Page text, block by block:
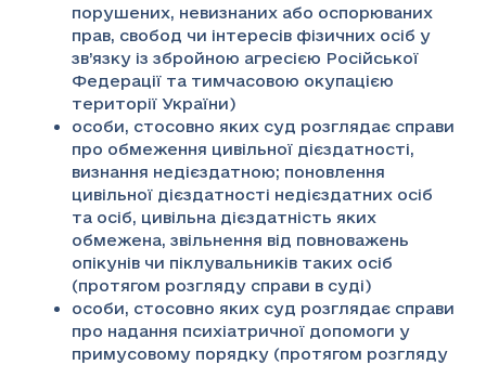
порушених, невизнаних або оспорюваних
прав, свобод чи інтересів фізичних осіб у
зв’язку із збройною агресією Російської
Федерації та тимчасовою окупацією
території України)
особи, стосовно яких суд розглядає справи
про обмеження цивільної дієздатності,
визнання недієздатною; поновлення
цивільної дієздатності недієздатних осіб
та осіб, цивільна дієздатність яких
обмежена, звільнення від повноважень
опікунів чи піклувальників таких осіб
(протягом розгляду справи в суді)
особи, стосовно яких суд розглядає справи
про надання психіатричної допомоги у
примусовому порядку (протягом розгляду